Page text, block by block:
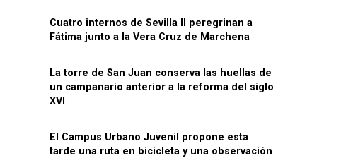
Cuatro internos de Sevilla II peregrinan a
Fátima junto a la Vera Cruz de Marchena
La torre de San Juan conserva las huellas de
un campanario anterior a la reforma del siglo
XVI
El Campus Urbano Juvenil propone esta
tarde una ruta en bicicleta y una observación